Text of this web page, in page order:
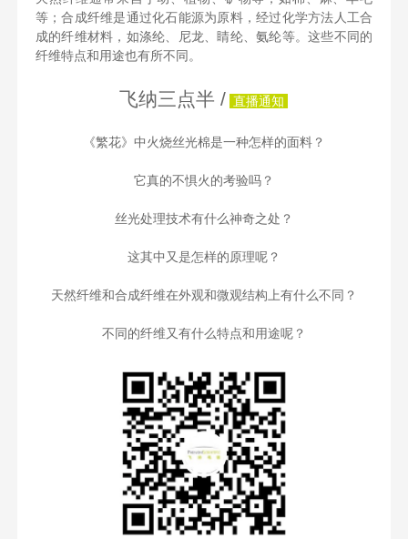
等；合成纤维是通过化石能源为原料，经过化学方法人工合
成的纤维材料，如涤纶、尼龙、睛纶、氨纶等。这些不同的
纤维特点和用途也有所不同。
飞纳三点半 / 直播通知
《繁花》中火烧丝光棉是一种怎样的面料？
它真的不惧火的考验吗？
丝光处理技术有什么神奇之处？
这其中又是怎样的原理呢？
天然纤维和合成纤维在外观和微观结构上有什么不同？
不同的纤维又有什么特点和用途呢？